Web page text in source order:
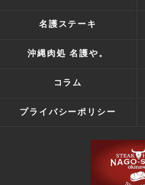
名護ステーキ
沖縄肉処 名護や。
コラム
プライバシーポリシー